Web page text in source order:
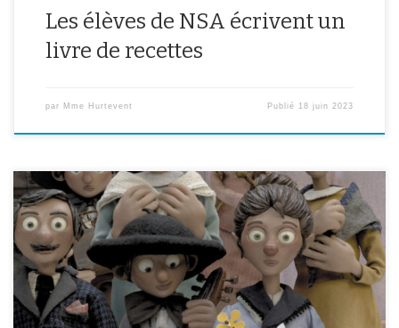
Les élèves de NSA écrivent un
livre de recettes
par Mme Hurtevent Publié 18 juin 2023
Mardi 4 avril, nous avons vu le film Interdit aux chiens et aux
Italiens, d’Alain Ughetto Le réalisateur raconte la vraie histoire de
sa famille dans le film sur les grands-parents parce que on voit sa
main et il parle dans le film. À la fin du film on voit […]